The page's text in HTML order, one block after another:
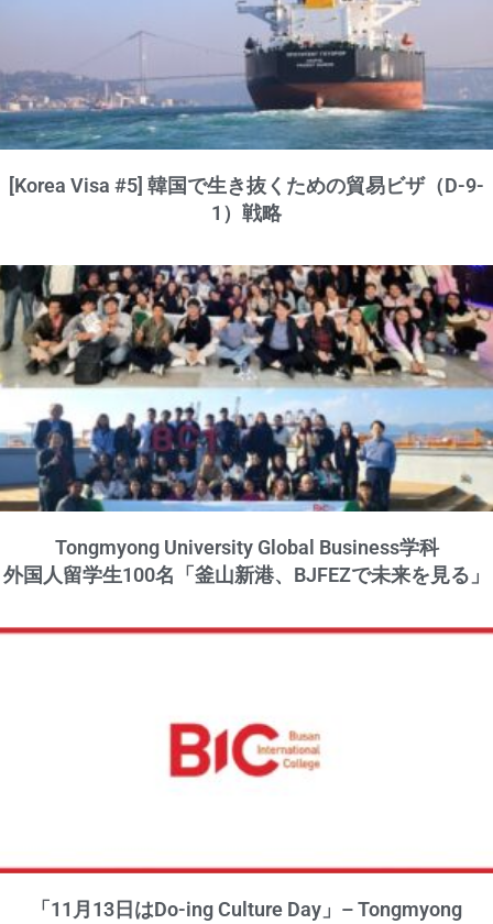
[Korea Visa #5] 韓国で生き抜くための貿易ビザ（D-9-
1）戦略
Tongmyong University Global Business学科
外国人留学生100名「釜山新港、BJFEZで未来を見る」
「11月13日はDo-ing Culture Day」– Tongmyong